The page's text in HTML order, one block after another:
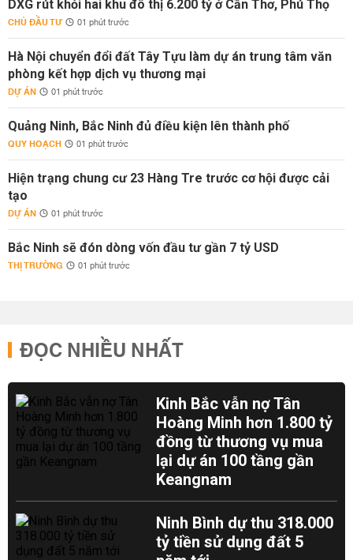
DXG rút khỏi hai khu đô thị 6.200 tỷ ở Cần Thơ, Phú Thọ
CHỦ ĐẦU TƯ 01 phút trước
Hà Nội chuyển đổi đất Tây Tựu làm dự án trung tâm văn
phòng kết hợp dịch vụ thương mại
DỰ ÁN 01 phút trước
Quảng Ninh, Bắc Ninh đủ điều kiện lên thành phố
QUY HOẠCH 01 phút trước
Hiện trạng chung cư 23 Hàng Tre trước cơ hội được cải
tạo
DỰ ÁN 01 phút trước
Bắc Ninh sẽ đón dòng vốn đầu tư gần 7 tỷ USD
THỊ TRƯỜNG 01 phút trước
ĐỌC NHIỀU NHẤT
Kinh Bắc vẫn nợ Tân
Hoàng Minh hơn 1.800 tỷ
đồng từ thương vụ mua
lại dự án 100 tầng gần
Keangnam
Ninh Bình dự thu 318.000
tỷ tiền sử dụng đất 5